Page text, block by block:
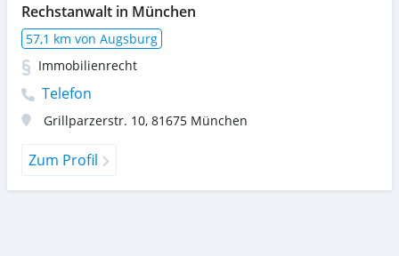
Rechstanwalt in München
57,1 km von Augsburg
Immobilienrecht
Telefon
Grillparzerstr. 10, 81675 München
Zum Profil